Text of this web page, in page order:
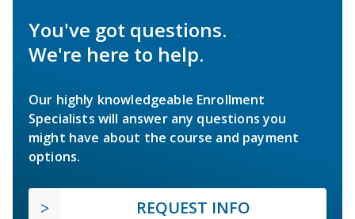
You've got questions.
We're here to help.
Our highly knowledgeable Enrollment
Specialists will answer any questions you
might have about the course and payment
options.
REQUEST INFO